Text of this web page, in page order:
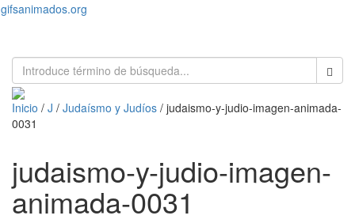
gifsanimados.org
Inicio / J / Judaísmo y Judíos / judaismo-y-judio-imagen-animada-
0031
judaismo-y-judio-imagen-
animada-0031